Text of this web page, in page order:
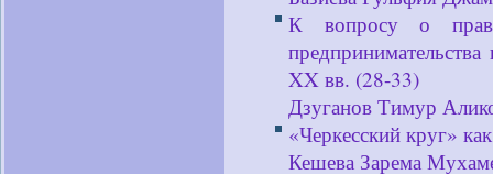
К вопросу о
XX вв. (28-33)
Дзуганов Тимур
«Черкесский круг»
Кешева Зарема